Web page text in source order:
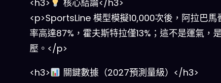
<h3>
核心結論</h3>
<p>SportsLine 模型模擬10,000次後，阿拉巴馬
率高達87%，霍夫斯特拉僅13%；這不是運氣，
壓。</p>
<h3>
關鍵數據（2027預測量級）</h3>